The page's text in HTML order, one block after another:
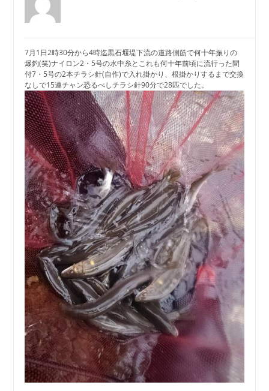
7月1日2時30分から4時迄黒石堰堤下流の道路側筋で何十年振りの
爆釣(笑)ナイロン2・5号の水中糸とこれも何十年前頃に流行った間
付7・5号の2本チラシ針(自作)で入れ掛かり、根掛かりするまで交換
なしで15連チャン恐るべしチラシ針90分で28匹でした。